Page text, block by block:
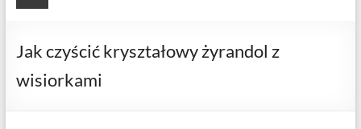
Jak czyścić kryształowy żyrandol z
wisiorkami